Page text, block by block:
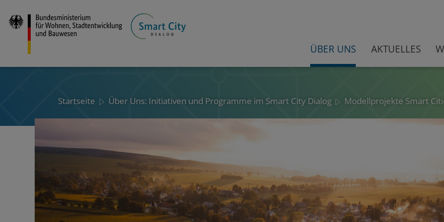
zum
Inhalt
ÜBER UNS AKTUELLES
Startseite Über Uns: Initiativen und Programme im Smart City Dialog Modellprojekte Smart